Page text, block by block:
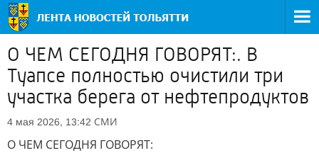
О ЧЕМ СЕГОДНЯ ГОВОРЯТ:. В
Туапсе полностью очистили три
участка берега от нефтепродуктов
4 мая 2026, 13:42 СМИ
О ЧЕМ СЕГОДНЯ ГОВОРЯТ: